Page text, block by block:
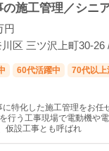
施工管理／シニ
円
区 三ツ沢上町30-26
60代活躍中 70代以上
特化した施工管理をお
行う工事現場で電動機や
仮設工事とも呼ばれ